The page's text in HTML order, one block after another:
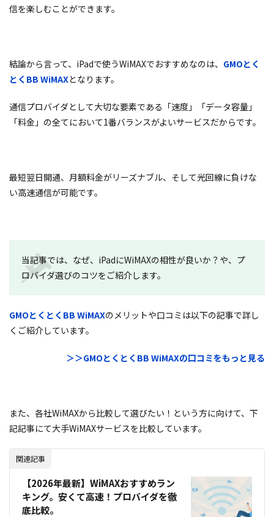
信を楽しむことができます。
結論から言って、iPadで使うWiMAXでおすすめなのは、 GMOとく
とくBB WiMAXとなります。
通信プロバイダとして大切な要素である「速度」「データ容量」
「料金」の全てにおいて1番バランスがよいサービスだからです。
最短翌日開通、月額料金がリーズナブル、そして光回線に負けな
い高速通信が可能です。
当記事では、なぜ、iPadにWiMAXの相性が良いか？や、プ
ロバイダ選びのコツをご紹介します。
GMOとくとくBB WiMAXのメリットや口コミは以下の記事で詳し
くご紹介しています。
＞＞GMOとくとくBB WiMAXの口コミをもっと見る
また、各社WiMAXから比較して選びたい！という方に向けて、下
記記事にて大手WiMAXサービスを比較しています。
関連記事
【2026年最新】WiMAXおすすめラン
キング。安くて高速！プロバイダを徹
底比較。